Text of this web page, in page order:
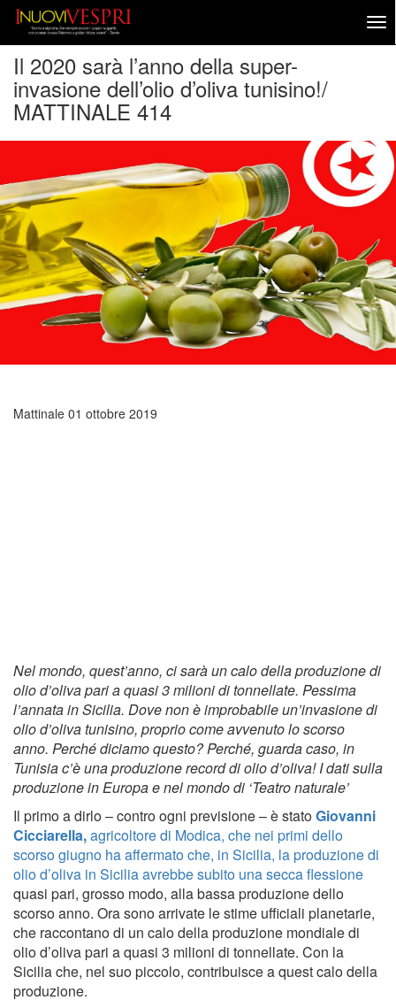
Il 2020 sarà l’anno della super-
invasione dell’olio d’oliva tunisino!/
MATTINALE 414
Mattinale 01 ottobre 2019
Nel mondo, quest’anno, ci sarà un calo della produzione di
olio d’oliva pari a quasi 3 milioni di tonnellate. Pessima
l’annata in Sicilia. Dove non è improbabile un’invasione di
olio d’oliva tunisino, proprio come avvenuto lo scorso
anno. Perché diciamo questo? Perché, guarda caso, in
Tunisia c’è una produzione record di olio d’oliva! I dati sulla
produzione in Europa e nel mondo di ‘Teatro naturale’
Il primo a dirlo – contro ogni previsione – è statoGiovanni
Cicciarella,agricoltore di Modica, che nei primi dello
scorso giugno ha affermato che, in Sicilia, la produzione di
olio d’oliva in Sicilia avrebbe subito una secca flessione
quasi pari, grosso modo, alla bassa produzione dello
scorso anno. Ora sono arrivate le stime ufficiali planetarie,
che raccontano di un calo della produzione mondiale di
olio d’oliva pari a quasi 3 milioni di tonnellate. Con la
Sicilia che, nel suo piccolo, contribuisce a quest calo della
produzione.